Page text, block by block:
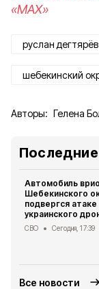
«MAX»
руслан дегтярёв
шебекинский
Авторы: Гелена
Автомобиль
Шебекинского
подвергся атаке
украинского
СВО Сегодня, 17:39
Все новости